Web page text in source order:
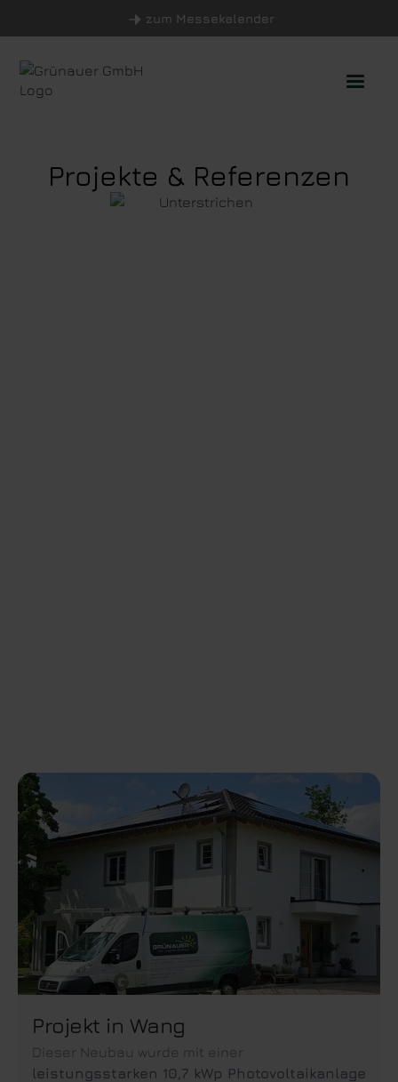
zum Messekalender
Projekte & Referenzen
Projekt in Wang
Dieser Neubau wurde mit einer
leistungsstarken 10,7 kWp Photovoltaikanlage